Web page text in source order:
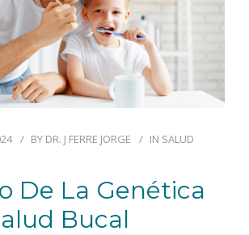
BY DR. J FERRE JORGE IN SALUD
De La Genética
Bucal